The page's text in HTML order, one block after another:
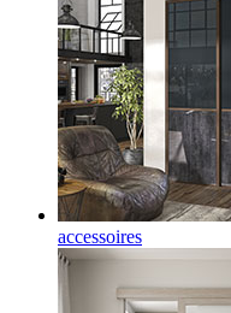
accessoires